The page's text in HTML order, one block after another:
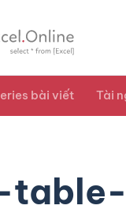
bài viết Tài